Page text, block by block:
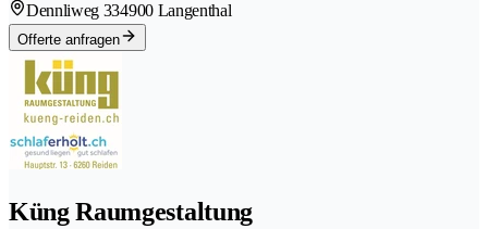
Dennliweg 334900 Langenthal
Offerte anfragen
Küng Raumgestaltung